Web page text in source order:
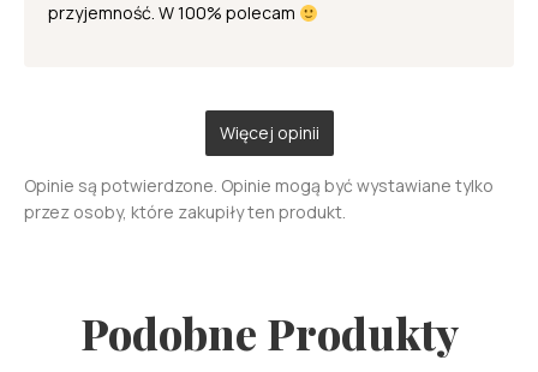
przyjemność. W 100% polecam
Więcej opinii
Opinie są potwierdzone. Opinie mogą być wystawiane tylko
przez osoby, które zakupiły ten produkt.
Podobne Produkty